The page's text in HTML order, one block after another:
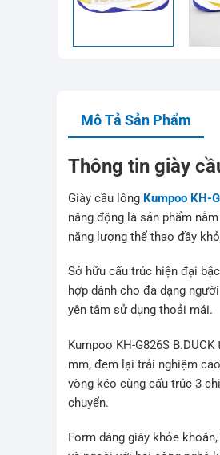
Mô Tả Sản Phẩm
Thông tin giày
Giày cầu lông Kumpoo KH-
năng động là sản phẩm
năng lượng thể thao đầy
Sở hữu cấu trúc hiện đại
hợp dành cho đa dạng
yên tâm sử dụng thoải mái.
Kumpoo KH-G826S
mm, đem lại trải nghiệm
vòng kéo cùng cấu trúc 3
chuyển.
Form dáng giày khỏe